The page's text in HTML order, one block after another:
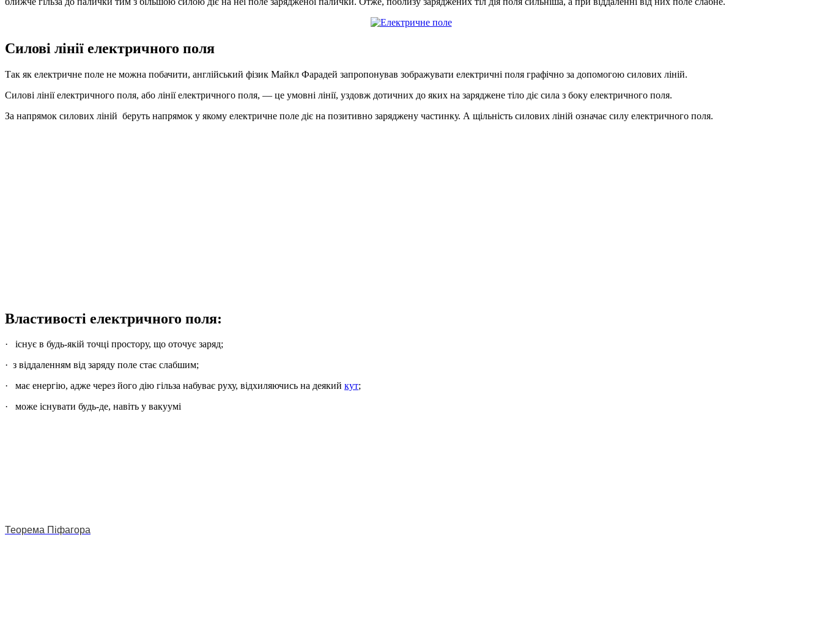
Силові лінії електричного поля
Так як електричне поле не можна побачити, англійський фізик Майкл Фарадей запропонував зображувати електричні поля графічно за допомогою силових ліній.
Силові лінії електричного поля, або лінії електричного поля, — це умовні лінії, уздовж дотичних до яких на заряджене тіло діє сила з боку електричного поля.
За напрямок силових ліній беруть напрямок у якому електричне поле діє на позитивно заряджену частинку. А щільність силових ліній означає силу електричного поля.
Властивості електричного поля:
· існує в будь-якій точці простору, що оточує заряд;
· з віддаленням від заряду поле стає слабшим;
· має енергію, адже через його дію гільза набуває руху, відхиляючись на деякий кут;
· може існувати будь-де, навіть у вакуумі
Теорема Піфагора